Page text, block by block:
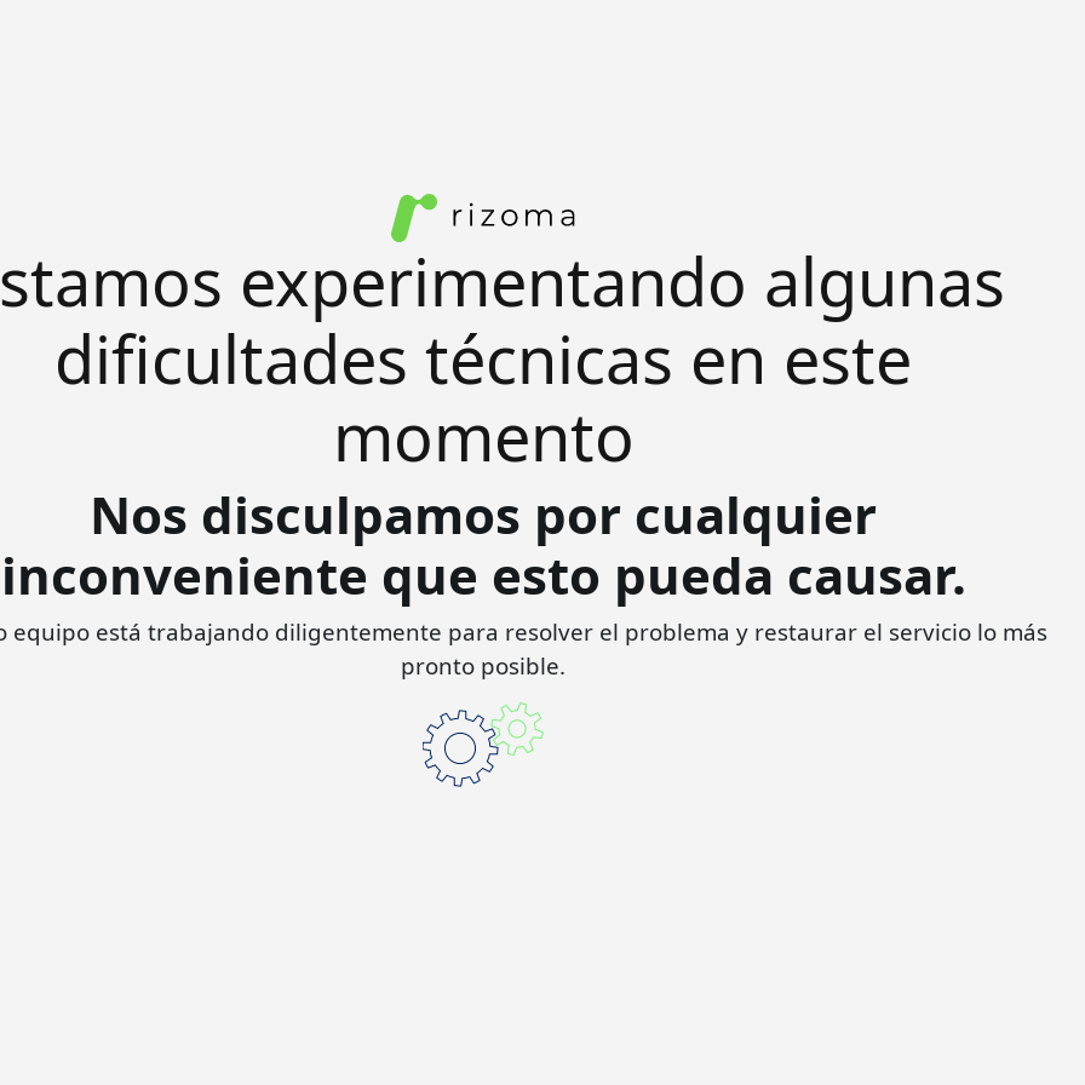
experimentando algunas
dificultades técnicas en este
momento
Nos disculpamos por cualquier
inconveniente que esto pueda causar.
equipo está trabajando diligentemente para resolver el problema y restaurar el servicio lo más
pronto posible.